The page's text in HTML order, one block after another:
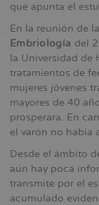
que apunta el
En la reunión de la
Embriología del
la Universidad de
tratamientos de
mujeres jóvenes
mayores de 40
prosperara. En
el varón no había
Desde el ámbito
aún hay poca
transmite por el
acumulado